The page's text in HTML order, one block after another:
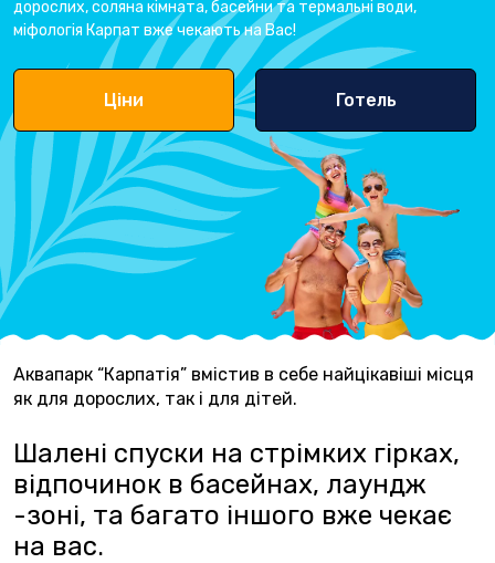
дорослих, соляна кімната, басейни та термальні води,
міфологія Карпат вже чекають на Вас!
Ціни Готель
Аквапарк “Карпатія” вмістив в себе найцікавіші місця
як для дорослих, так і для дітей.
Шалені спуски на стрімких гірках,
відпочинок в басейнах, лаундж
-зоні, та багато іншого вже чекає
на вас.